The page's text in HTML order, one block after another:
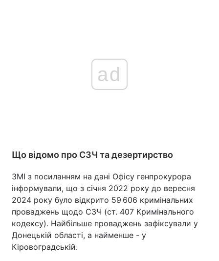
ad
Що відомо про СЗЧ та дезертирство
ЗМІ з посиланням на дані Офісу генпрокурора
інформували, що з січня 2022 року до вересня
2024 року було відкрито 59 606 кримінальних
проваджень щодо СЗЧ (ст. 407 Кримінального
кодексу). Найбільше проваджень зафіксували у
Донецькій області, а найменше - у
Кіровоградській.